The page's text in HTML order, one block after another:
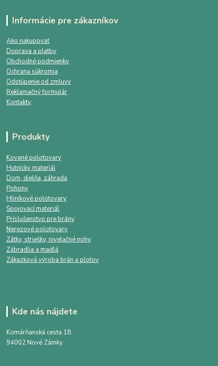
Informácie pre zákazníkov
Ako nakupovať
Doprava a platby
Obchodné podmienky
Ochrana súkromia
Odstúpenie od zmluvy
Reklamačný formulár
Kontakty
Produkty
Kované polotovary
Hutnícky materiál
Dom, dielňa, záhrada
Pohony
Hliníkové polotovary
Spojovací materiál
Príslušenstvo pre brány
Nerezové polotovary
Zátky, striešky, nivelačné nohy
Zábradlia a madlá
Zákazková výroba brán a plotov
Kde nás nájdete
Komárňanská cesta 18
94002 Nové Zámky